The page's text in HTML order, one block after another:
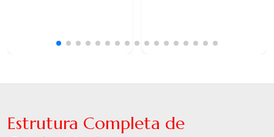
Estrutura Completa de